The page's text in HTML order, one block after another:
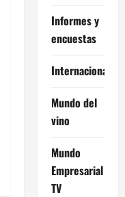
Informes y
encuestas
Internacional
Mundo del
vino
Mundo
Empresarial
TV